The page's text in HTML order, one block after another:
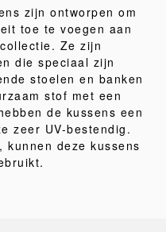
zijn ontworpen om
toe te voegen aan
Ze zijn
die speciaal zijn
stoelen en banken
stof met een
de kussens een
zeer UV-bestendig.
deze kussens